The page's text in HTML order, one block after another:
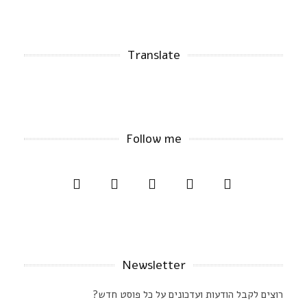
Translate
Follow me
Newsletter
רוצים לקבל הודעות ועדכונים על כל פוסט חדש?